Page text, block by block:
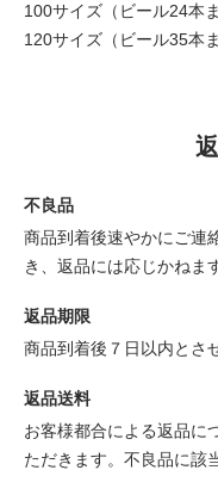
100サイズ（ビール24本
120サイズ（ビール35本
不良品
商品到着後速やかにご連
き、返品には応じかねま
返品期限
商品到着後７日以内とさ
返品送料
お客様都合による返品に
ただきます。不良品に該